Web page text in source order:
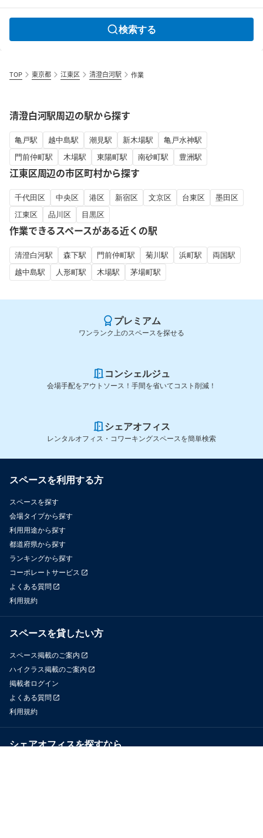
検索する
TOP 東京都 江東区 清澄白河駅 作業
清澄白河駅周辺の駅から探す
亀戸駅 越中島駅 潮見駅 新木場駅
亀戸水神駅
門前仲町駅
木場駅 東陽町駅 南砂町駅 豊洲駅
江東区周辺の市区町村から探す
千代田区 中央区 港区 新宿区 文京区 台東区
墨田区
江東区
品川区 目黒区
作業できるスペースがある近くの駅
清澄白河駅 森下駅 門前仲町駅 菊川駅 浜町駅
両国駅
越中島駅
人形町駅 木場駅 茅場町駅
プレミアム
ワンランク上のスペースを探せる
コンシェルジュ
会場手配をアウトソース！手間を省いてコスト削減！
シェアオフィス
レンタルオフィス・コワーキングスペースを簡単検索
スペースを利用する方
スペースを探す
会場タイプから探す
利用用途から探す
都道府県から探す
ランキングから探す
コーポレートサービス
よくある質問
利用規約
スペースを貸したい方
スペース掲載のご案内
ハイクラス掲載のご案内
掲載者ログイン
よくある質問
利用規約
シェアオフィスを探すなら